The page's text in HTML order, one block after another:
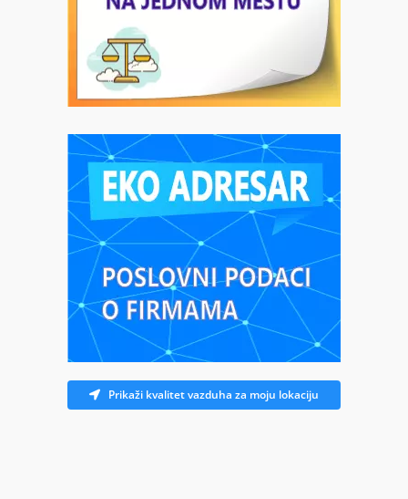
Prikaži kvalitet vazduha za moju lokaciju